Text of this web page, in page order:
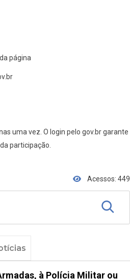
página
uma vez. O login pelo gov.br garante
participação.
Acessos: 449
à Polícia Militar ou